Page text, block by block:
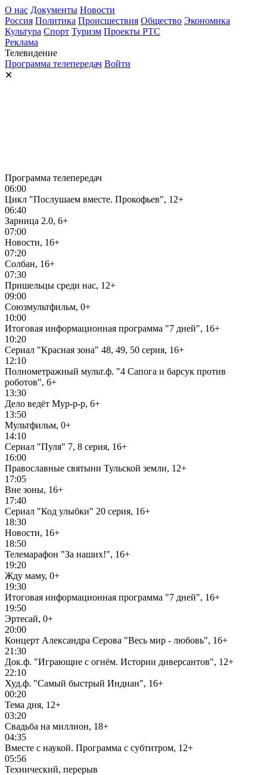
О нас Документы Новости
Россия Политика Происшествия Общество Экономика
Культура Спорт Туризм Проекты РТС
Реклама
Телевидение
Программа телепередач Войти
✕
Программа телепередач
06:00
Цикл "Послушаем вместе. Прокофьев", 12+
06:40
Зарница 2.0, 6+
07:00
Новости, 16+
07:20
Солбан, 16+
07:30
Пришельцы среди нас, 12+
09:00
Союзмультфильм, 0+
10:00
Итоговая информационная программа "7 дней", 16+
10:20
Сериал "Красная зона" 48, 49, 50 серия, 16+
12:10
Полнометражный мульт.ф. "4 Сапога и барсук против
роботов", 6+
13:30
Дело ведёт Мур-р-р, 6+
13:50
Мультфильм, 0+
14:10
Сериал "Пуля" 7, 8 серия, 16+
16:00
Православные святыни Тульской земли, 12+
17:05
Вне зоны, 16+
17:40
Сериал "Код улыбки" 20 серия, 16+
18:30
Новости, 16+
18:50
Телемарафон "За наших!", 16+
19:20
Жду маму, 0+
19:30
Итоговая информационная программа "7 дней", 16+
19:50
Эртесай, 0+
20:00
Концерт Александра Серова "Весь мир - любовь", 16+
21:30
Док.ф. "Играющие с огнём. Истории диверсантов", 12+
22:10
Худ.ф. "Самый быстрый Индиан", 16+
00:20
Тема дня, 12+
03:20
Свадьба на миллион, 18+
04:35
Вместе с наукой. Программа с субтитром, 12+
05:56
Технический, перерыв